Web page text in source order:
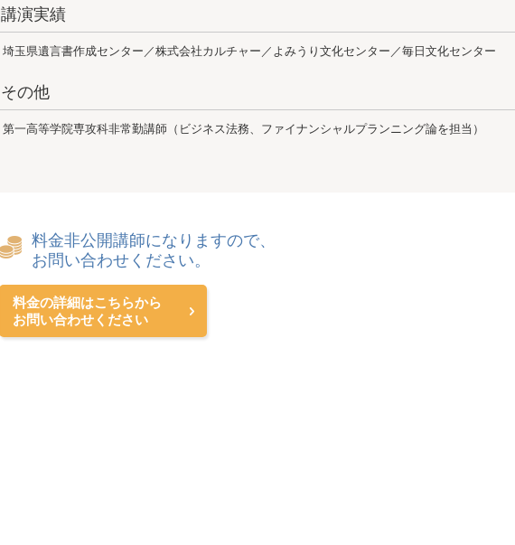
講演実績
埼玉県遺言書作成センター／株式会社カルチャー／よみうり文化センター／毎日文化センター
その他
第一高等学院専攻科非常勤講師（ビジネス法務、ファイナンシャルプランニング論を担当）
料金非公開講師になりますので、
お問い合わせください。
料金の詳細はこちらから
お問い合わせください